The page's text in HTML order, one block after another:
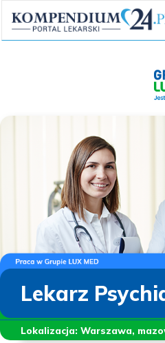
Lekarz
Lokalizacja: Warszawa,